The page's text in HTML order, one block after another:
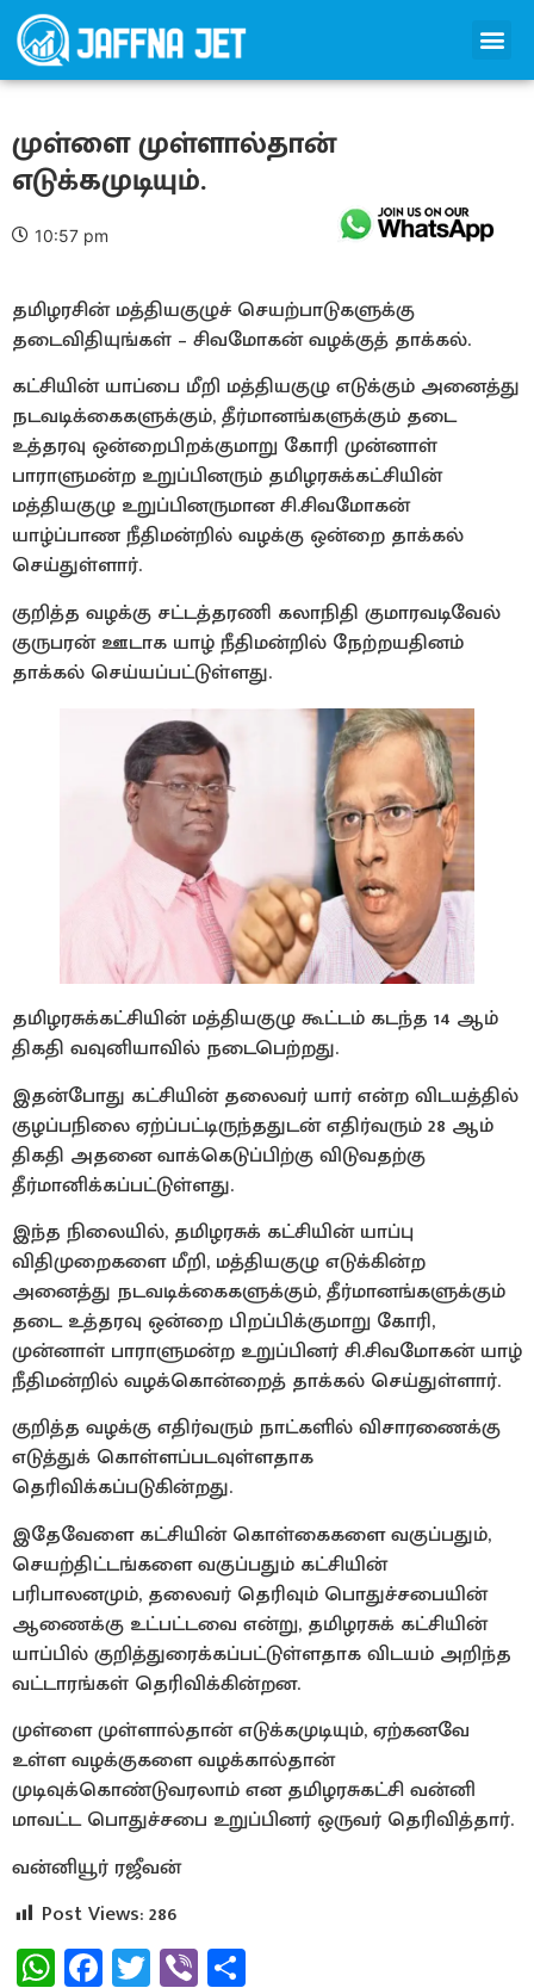
முள்ளை முள்ளால்தான்
எடுக்கமுடியும்.
10:57 pm
தமிழரசின் மத்தியகுழுச் செயற்பாடுகளுக்கு
தடைவிதியுங்கள் – சிவமோகன் வழக்குத் தாக்கல்.
கட்சியின் யாப்பை மீறி மத்தியகுழு எடுக்கும் அனைத்து
நடவடிக்கைகளுக்கும், தீர்மானங்களுக்கும் தடை
உத்தரவு ஒன்றைபிறக்குமாறு கோரி முன்னாள்
பாராளுமன்ற உறுப்பினரும் தமிழரசுக்கட்சியின்
மத்தியகுழு உறுப்பினருமான சி.சிவமோகன்
யாழ்ப்பாண நீதிமன்றில் வழக்கு ஒன்றை தாக்கல்
செய்துள்ளார்.
குறித்த வழக்கு சட்டத்தரணி கலாநிதி குமாரவடிவேல்
குருபரன் ஊடாக யாழ் நீதிமன்றில் நேற்றயதினம்
தாக்கல் செய்யப்பட்டுள்ளது.
தமிழரசுக்கட்சியின் மத்தியகுழு கூட்டம் கடந்த 14 ஆம்
திகதி வவுனியாவில் நடைபெற்றது.
இதன்போது கட்சியின் தலைவர் யார் என்ற விடயத்தில்
குழப்பநிலை ஏற்ப்பட்டிருந்ததுடன் எதிர்வரும் 28 ஆம்
திகதி அதனை வாக்கெடுப்பிற்கு விடுவதற்கு
தீர்மானிக்கப்பட்டுள்ளது.
இந்த நிலையில், தமிழரசுக் கட்சியின் யாப்பு
விதிமுறைகளை மீறி, மத்தியகுழு எடுக்கின்ற
அனைத்து நடவடிக்கைகளுக்கும், தீர்மானங்களுக்கும்
தடை உத்தரவு ஒன்றை பிறப்பிக்குமாறு கோரி,
முன்னாள் பாராளுமன்ற உறுப்பினர் சி.சிவமோகன் யாழ்
நீதிமன்றில் வழக்கொன்றைத் தாக்கல் செய்துள்ளார்.
குறித்த வழக்கு எதிர்வரும் நாட்களில் விசாரணைக்கு
எடுத்துக் கொள்ளப்படவுள்ளதாக
தெரிவிக்கப்படுகின்றது.
இதேவேளை கட்சியின் கொள்கைகளை வகுப்பதும்,
செயற்திட்டங்களை வகுப்பதும் கட்சியின்
பரிபாலனமும், தலைவர் தெரிவும் பொதுச்சபையின்
ஆணைக்கு உட்பட்டவை என்று, தமிழரசுக் கட்சியின்
யாப்பில் குறித்துரைக்கப்பட்டுள்ளதாக விடயம் அறிந்த
வட்டாரங்கள் தெரிவிக்கின்றன.
முள்ளை முள்ளால்தான் எடுக்கமுடியும், ஏற்கனவே
உள்ள வழக்குகளை வழக்கால்தான்
முடிவுக்கொண்டுவரலாம் என தமிழரசுகட்சி வன்னி
மாவட்ட பொதுச்சபை உறுப்பினர் ஒருவர் தெரிவித்தார்.
வன்னியூர் ரஜீவன்
Post Views:286
WhatsApp
Facebook
Twitter
Viber